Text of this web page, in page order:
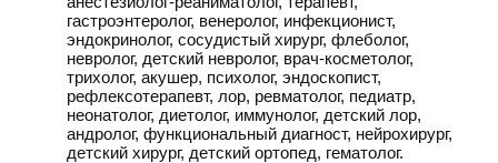
гастроэнтеролог, венеролог, инфекционист,
эндокринолог, сосудистый хирург, флеболог,
невролог, детский невролог, врач-косметолог,
трихолог, акушер, психолог, эндоскопист,
рефлексотерапевт, лор, ревматолог, педиатр,
неонатолог, диетолог, иммунолог, детский лор,
андролог, функциональный диагност, нейрохирург,
детский хирург, детский ортопед, гематолог.